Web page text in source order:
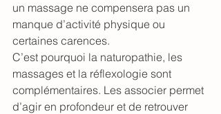
un massage ne compensera pas un
manque d’activité physique ou
certaines carences.
C’est pourquoi la naturopathie, les
massages et la réflexologie sont
complémentaires. Les associer permet
d’agir en profondeur et de retrouver